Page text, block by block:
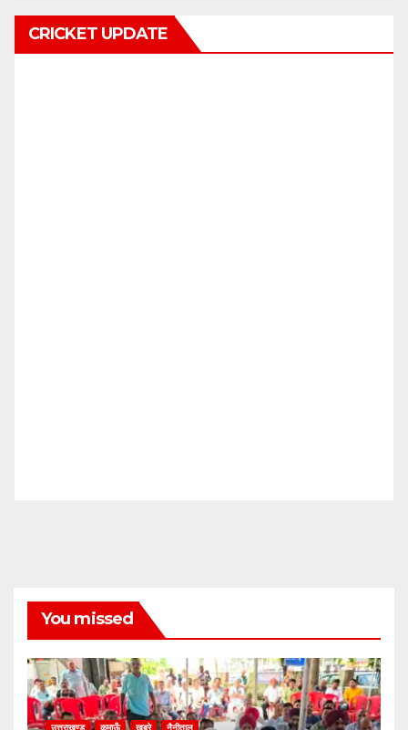
CRICKET UPDATE
You missed
उत्तराखण्ड कुमाऊँ खबरे नैनीताल